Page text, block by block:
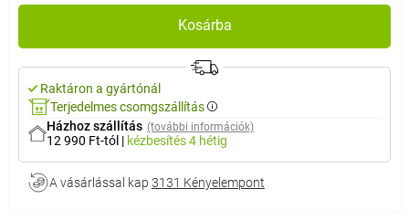
Kosárba
Raktáron a gyártónál
Terjedelmes csomgszállítás
Házhoz szállítás (további információk)
12 990 Ft-tól | kézbesítés4 hétig
A vásárlással kap 3131 Kényelempont